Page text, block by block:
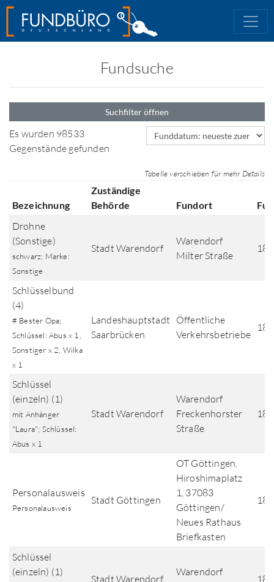
Fundsuche
Suchfilter öffnen
Es wurden 98533
Gegenstände gefunden
Sortierfeld
Tabelle verschieben für mehr Details
Bezeichnung
Zuständige
Behörde
Fundort
Drohne
(Sonstige)
schwarz; Marke:
Sonstige
Stadt Warendorf
Warendorf
Milter Straße
Schlüsselbund
(4)
# Bester Opa;
Schlüssel: Abus x 1,
Sonstiger x 2, Wilka
x 1
Landeshauptstadt
Saarbrücken
Öffentliche
Verkehrsbetriebe
Schlüssel
(einzeln) (1)
mit Anhänger
"Laura"; Schlüssel:
Abus x 1
Stadt Warendorf
Warendorf
Freckenhorster
Straße
Personalausweis
Personalausweis
Stadt Göttingen
OT Göttingen,
Hiroshimaplatz
1, 37083
Göttingen/
Neues Rathaus
Briefkasten
Schlüssel
(einzeln) (1)
Stadt Warendorf
Warendorf